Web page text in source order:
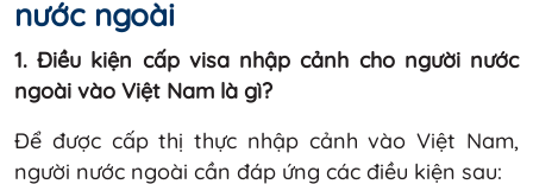
nước ngoài
1. Điều kiện cấp visa nhập cảnh cho người nước
ngoài vào Việt Nam là gì?
Để được cấp thị thực nhập cảnh vào Việt Nam,
người nước ngoài cần đáp ứng các điều kiện sau: